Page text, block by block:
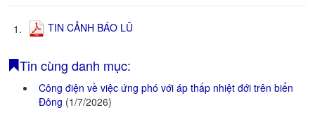
Hoạt động PCTT, TKCN
THỦY LỢI, ĐÊ ĐIỀU, NSNT
Phương án Ứng phó THKC các hồ chứa nước
1. TIN CẢNH BÁO LŨ
Tin cùng danh mục:
Công điện về việc ứng phó với áp thấp nhiệt đới trên biển
Đông (1/7/2026)